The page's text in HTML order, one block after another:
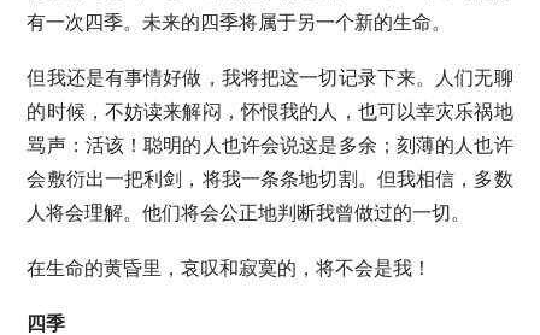
有一次四季。未来的四季将属于另一个新的生命。
但我还是有事情好做，我将把这一切记录下来。人们无聊
的时候，不妨读来解闷，怀恨我的人，也可以幸灾乐祸地
骂声：活该！聪明的人也许会说这是多余；刻薄的人也许
会敷衍出一把利剑，将我一条条地切割。但我相信，多数
人将会理解。他们将会公正地判断我曾做过的一切。
在生命的黄昏里，哀叹和寂寞的，将不会是我！
四季